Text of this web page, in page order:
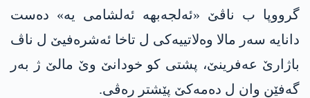
گرووپا ب ناڤێ «ئەلجەبهە ئەلشامی یە» دەست
دانایه‌ سەر مالا وەلاتییەکی ل تاخا ئەشرەفیێ ل ناڤ
باژارێ عەفرینێ، پشتی کو خودانێ وێ مالێ ژ بەر
گەفێن وان ل ده‌مه‌كێ پێشتر ره‌ڤی.